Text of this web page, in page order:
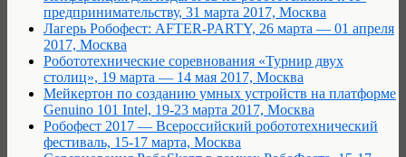
предпринимательству, 31 марта 2017, Москва
Лагерь Робофест: AFTER-PARTY, 26 марта — 01 апреля
2017, Москва
Робототехнические соревнования «Турнир двух
столиц», 19 марта — 14 мая 2017, Москва
Мейкертон по созданию умных устройств на платформе
Genuino 101 Intel, 19-23 марта 2017, Москва
Робофест 2017 — Всероссийский робототехнический
фестиваль, 15-17 марта, Москва